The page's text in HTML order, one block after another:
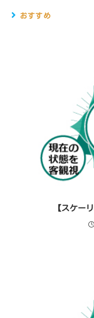
おすすめ
【スケー